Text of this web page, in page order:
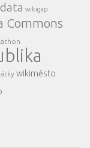
wikigap
Commons
wikiměsto